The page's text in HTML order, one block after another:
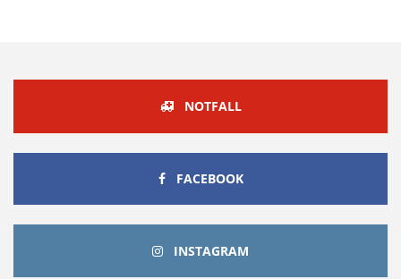
NOTFALL
FACEBOOKFACEBOOK
INSTAGRAM